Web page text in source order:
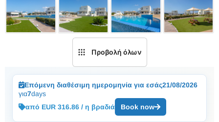
Προβολή όλων
Επόμενη διαθέσιμη ημερομηνία για εσάς21/08/2026
για7days
από EUR 316.86 / η βραδιά
Book now